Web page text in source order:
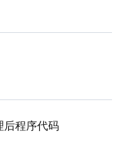
后程序代码